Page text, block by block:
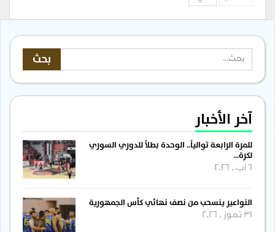
آخر الأخبار
للمرة الرابعة توالياً.. الوحدة بطلاً للدوري السوري
لكرة…
النواعير ينسحب من نصف نهائي كأس الجمهورية
31 تموز , 2026